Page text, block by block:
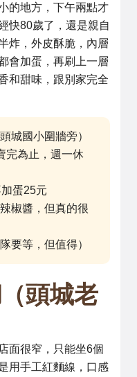
的地方，下午兩點才
快80歲了，還是親自
炸，外皮酥脆，內層
會加蛋，再刷上一層
和甜味，跟別家完全
城國小圍牆旁）
完為止，週一休
蛋25元
椒醬，但真的很
等，但值得）
頭城老
面很窄，只能坐6個
用手工紅麵線，口感